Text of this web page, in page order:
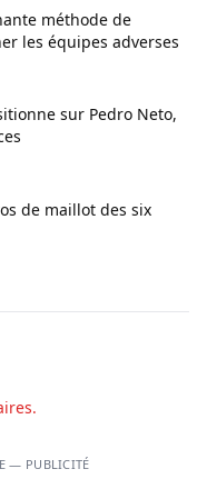
méthode de
les équipes adverses
sur Pedro Neto,
de maillot des six
— PUBLICITÉ